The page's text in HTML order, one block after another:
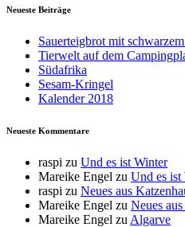
Neueste Beiträge
Sauerteigbrot mit
Tierwelt auf dem
Südafrika
Sesam-Kringel
Kalender 2018
Neueste Kommentare
raspi zu Und es ist Winter
Mareike Engel zu Und es ist
raspi zu Neues aus
Mareike Engel zu Neues
Mareike Engel zu Algarve